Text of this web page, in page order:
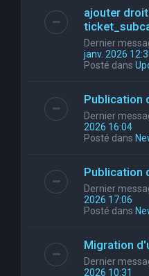
ajouter droit
Dernier
janv. 2026
Posté dans
Publication
Dernier
2026 16:04
Posté dans
Publication
Dernier
2026 17:06
Posté dans
Migration
Dernier
2026 10:31